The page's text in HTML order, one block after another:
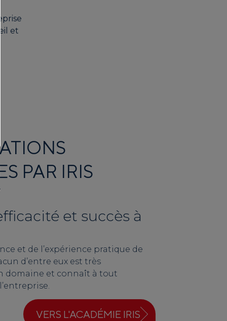
et
PAR IRIS
et succès à
et de l’expérience pratique de
d’entre eux est très
domaine et connaît à tout
VERS L'ACADÉMIE IRIS